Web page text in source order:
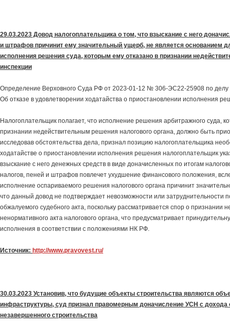
29.03.2023 Довод налогоплательщика о том, что взыскание с него
и штрафов причинит ему значительный ущерб, не является основанием
исполнения решения суда, которым ему отказано в признании
инспекции
Определение Верховного Суда РФ от 2023-01-12 № 306-ЭС22-25908 по
Об отказе в удовлетворении ходатайства о приостановлении исполнения
Налогоплательщик полагает, что исполнение решения арбитражного суда,
признании недействительным решения налогового органа, должно быть
исследовав обстоятельства дела, признал позицию налогоплательщика
ходатайстве о приостановлении исполнения решения налогоплательщик
взыскание с него денежных средств в виде доначисленных по итогам
налогов, пеней и штрафов повлечет ухудшение финансового положения,
исполнение оспариваемого решения налогового органа причинит
что данный довод не подтверждает невозможности или затруднительности
обжалуемого судебного акта, поскольку рассматривается спор о признании
ненормативного акта налогового органа, что предусматривает
исполнения в соответствии с положениями НК РФ.
Источник: http://www.pravovest.ru/
30.03.2023 Установив, что будущие объекты строительства являются
инфраструктуры, суд признал правомерным доначисление УСН с дохода
незавершенного строительства